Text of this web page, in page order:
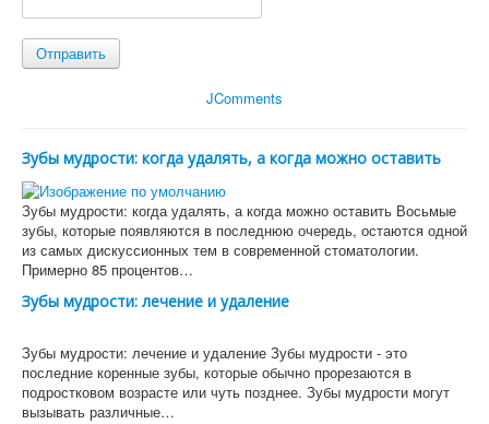
Отправить
JComments
Зубы мудрости: когда удалять, а когда можно оставить
Зубы мудрости: когда удалять, а когда можно оставить Восьмые
зубы, которые появляются в последнюю очередь, остаются одной
из самых дискуссионных тем в современной стоматологии.
Примерно 85 процентов…
Зубы мудрости: лечение и удаление
Зубы мудрости: лечение и удаление Зубы мудрости - это
последние коренные зубы, которые обычно прорезаются в
подростковом возрасте или чуть позднее. Зубы мудрости могут
вызывать различные…